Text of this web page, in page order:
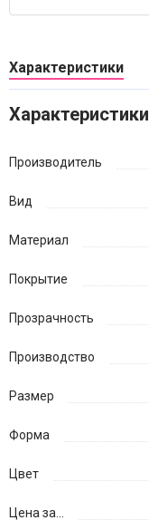
Характеристики
Характеристики
Производитель
Вид
Материал
Покрытие
Прозрачность
Производство
Размер
Форма
Цвет
Цена за...